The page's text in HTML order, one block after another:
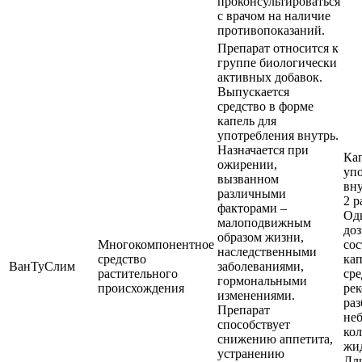
с врачом на наличие
противопоказаний.
ВанТуСлим
Многокомпонентное
средство
растительного
происхождения
Препарат относится к
группе биологически
активных добавок.
Выпускается
средство в форме
капель для
употребления внутрь.
Назначается при
ожирении,
вызванном
различными
факторами –
малоподвижным
образом жизни,
наследственными
заболеваниями,
гормональными
изменениями.
Препарат
способствует
снижению аппетита,
устранению
2